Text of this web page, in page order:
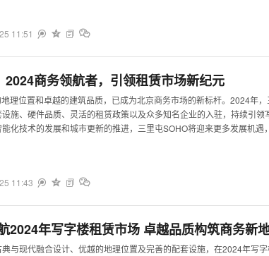
11:51    
商务领航者，引领租赁市场新纪元
理位置和卓越的建筑品质，已成为北京商务市场的新标杆。2024年
施、硬件品质、灵活的租赁政策以及众多知名企业的入驻，持续引领
化技术的发展和城市更新的推进，三里屯SOHO将迎来更多发展机遇
11:43    
2024年写字楼租赁市场 卓越品质构筑商务新
与现代融合设计、优越的地理位置及完善的配套设施，在2024年写